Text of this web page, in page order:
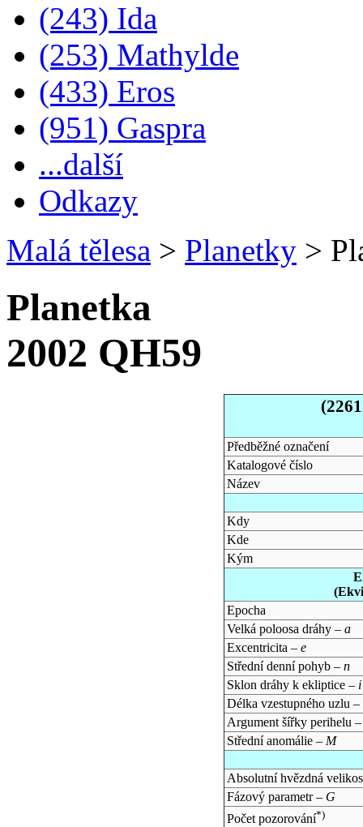
(243) Ida
(253) Mathylde
(433) Eros
(951) Gaspra
...další
Odkazy
Malá tělesa > Planetky >
Planetka
2002 QH59
Předběžné označení
Katalogové číslo
Název
Kdy
Kde
Kým
Epocha
Velká poloosa dráhy – a
Excentricita – e
Střední denní pohyb – n
Sklon dráhy k ekliptice – i
Délka vzestupného uzlu –
Argument šířky perihelu
Střední anomálie – M
Absolutní hvězdná
Fázový parametr – G
Počet pozorování*)